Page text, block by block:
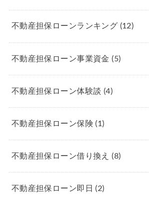
不動産担保ローンランキング (12)
不動産担保ローン事業資金(5)
不動産担保ローン体験談 (4)
不動産担保ローン保険(1)
不動産担保ローン借り換え(8)
不動産担保ローン即日(2)